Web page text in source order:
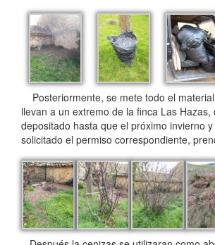
Posteriormente, se mete todo el
llevan a un extremo de la finca Las Hazas,
depositado hasta que el próximo invierno
solicitado el permiso correspondiente,